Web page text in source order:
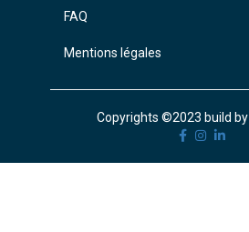
FAQ
Mentions légales
Copyrights ©2023 build by